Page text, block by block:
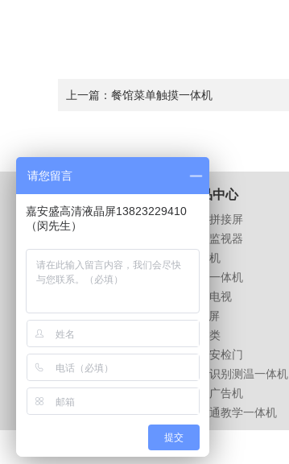
上一篇： 餐馆菜单触摸一体机
关于我们
公司介绍
企业文化
公司相册
产品中心
液晶拼接屏
液晶监视器
广告机
触摸一体机
液晶电视
LED屏
支架类
测温安检门
人脸识别测温一体机
户外广告机
班班通教学一体机
请您留言
嘉安盛高清液晶屏13823229410
（闵先生）
提交